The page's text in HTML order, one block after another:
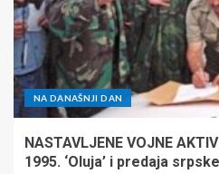
NA DANAŠNJI DAN
NASTAVLJENE VOJNE
1995. ‘Oluja’ i predaja